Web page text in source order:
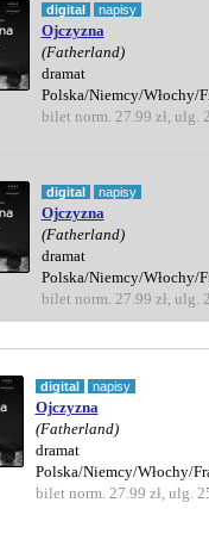
digital napisy
Ojczyzna
(Fatherland)
dramat
Polska/Niemcy/Włochy/
bilet norm. 27.99 zł, ulg.
digital napisy
Ojczyzna
(Fatherland)
dramat
Polska/Niemcy/Włochy/
bilet norm. 27.99 zł, ulg.
digital napisy
Ojczyzna
(Fatherland)
dramat
Polska/Niemcy/Włochy/
bilet norm. 27.99 zł, ulg.